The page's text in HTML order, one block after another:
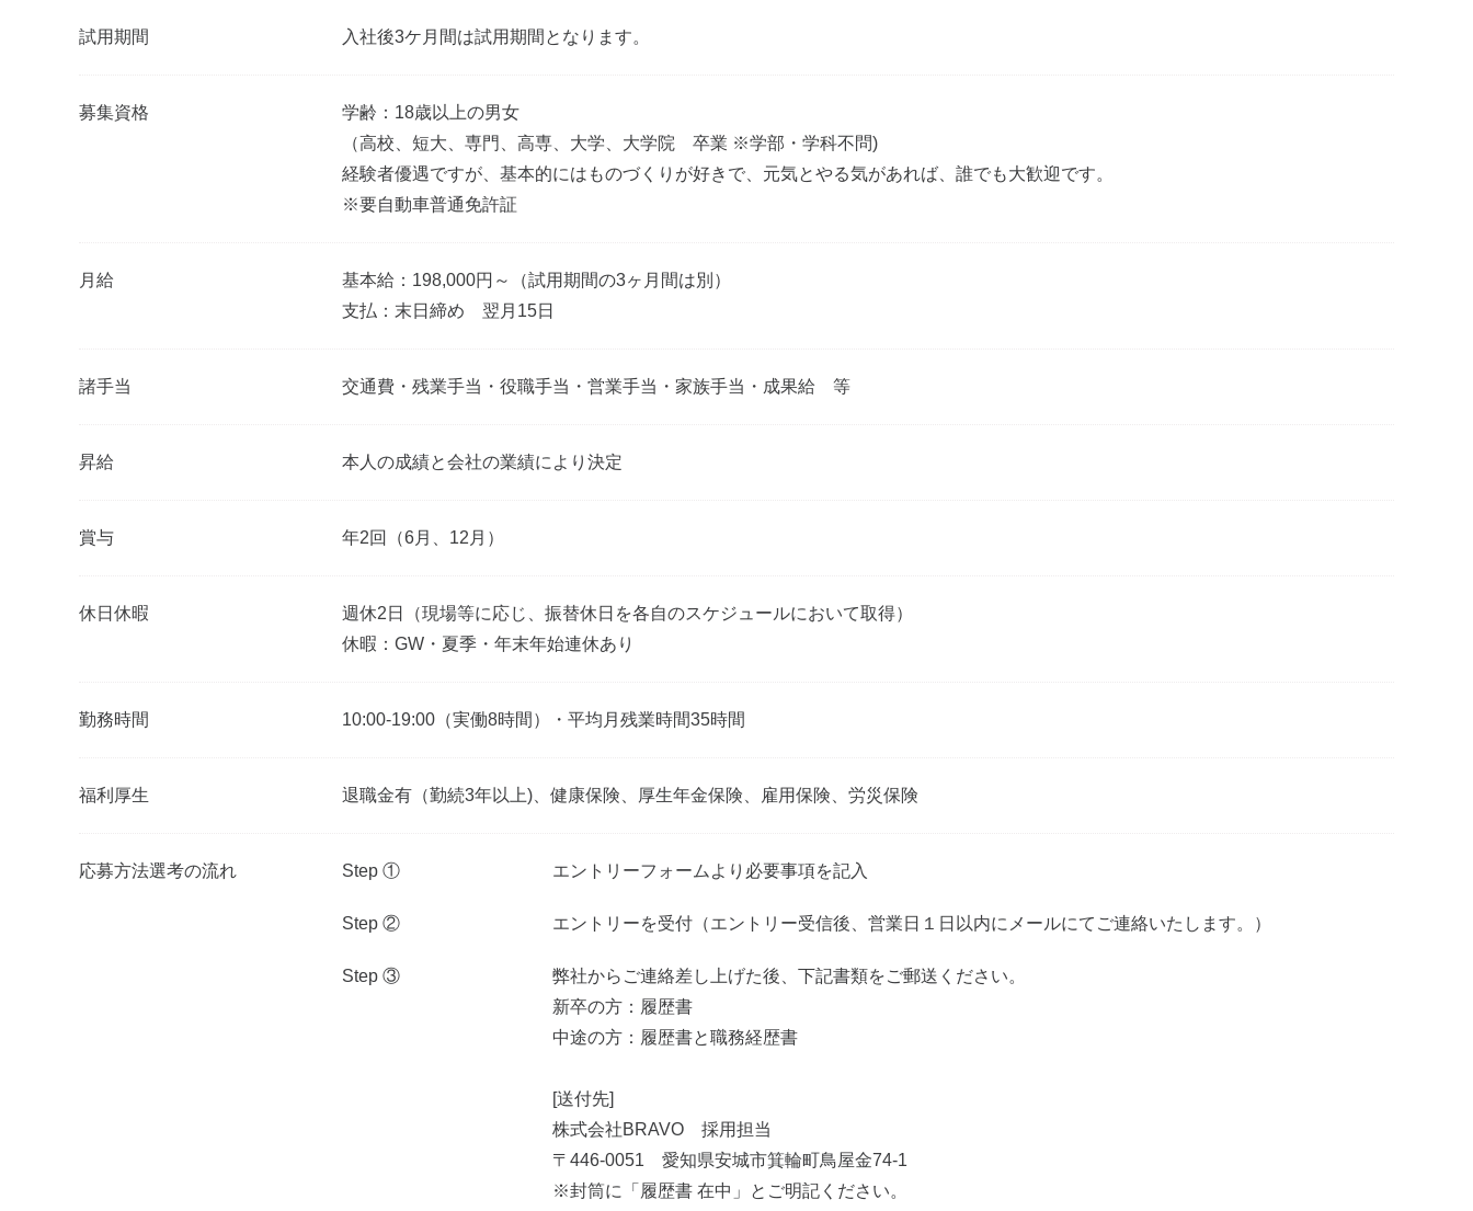
試用期間 入社後3ケ月間は試用期間となります。
募集資格
学齢：18歳以上の男女
（高校、短大、専門、高専、大学、大学院 卒業 ※学部・学科不問)
経験者優遇ですが、基本的にはものづくりが好きで、元気とやる気があれば、誰でも大歓迎です。
※要自動車普通免許証
月給 基本給：198,000円～
（試用期間の3ヶ月間は別）
支払：末日締め 翌月15日
諸手当 交通費・残業手当・役職手当・営業手当・家族手当・成果給 等
昇給 本人の成績と会社の業績により決定
賞与 年2回（6月、12月）
休日休暇
週休2日（現場等に応じ、振替休日を各自のスケジュールにおいて取得）
休暇：GW・夏季・年末年始連休あり
勤務時間 10:00-19:00（実働8時間）・平均月残業時間35時間
福利厚生 退職金有（勤続3年以上)、健康保険、厚生年金保険、雇用保険、労災保険
応募方法選考の流れ Step ① エントリーフォームより必要事項を記入
Step ② エントリーを受付（エントリー受信後、営業日１日以内にメールにてご連絡いたします。）
Step ③
弊社からご連絡差し上げた後、下記書類をご郵送ください。
新卒の方：履歴書
中途の方：履歴書と職務経歴書
[送付先]
株式会社BRAVO 採用担当
〒446-0051 愛知県安城市箕輪町鳥屋金74-1
※封筒に「履歴書 在中」とご明記ください。